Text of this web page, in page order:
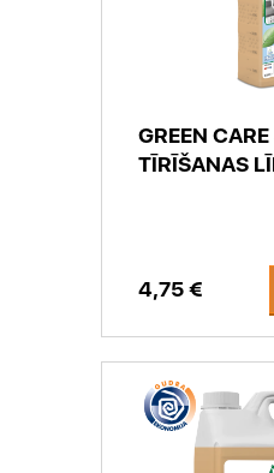
GREEN
TĪRĪŠANAS
4,75 €